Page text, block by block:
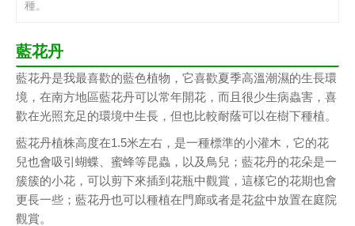
種。
藍花丹
藍花丹是我最喜歡的藍色植物，它喜歡夏季高溫潮濕的生長環
境，在南方地區藍花丹可以常年開花，而且很少生病蟲害，喜
歡在光照充足的環境中生長，但也比較耐蔭可以在樹下種植。
藍花丹植株高度在1.5米左右，是一種標準的小灌木，它的花
兒也會吸引蝴蝶、蜜蜂等昆蟲，以及鳥兒；藍花丹的花朵是一
簇簇的小花，可以剪下來插到花瓶中觀賞，這樣它的花期也會
更長一些；藍花丹也可以種植在門廊或者是花盆中放置在庭院
觀賞。